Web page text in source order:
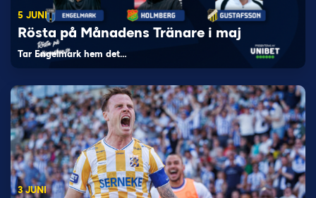
5 JUNI
Rösta på Månadens Tränare i maj
Tar Engelmark hem det…
3 JUNI